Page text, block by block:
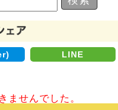
LINE
ませんでした。